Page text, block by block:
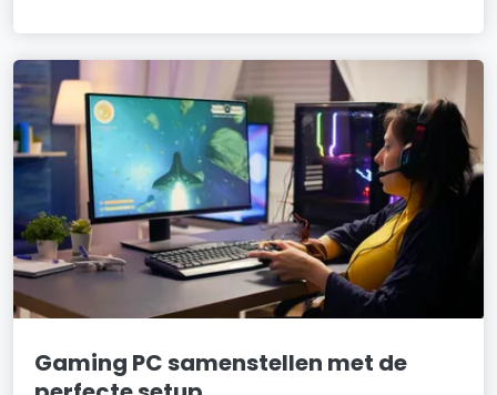
Gaming PC samenstellen met de